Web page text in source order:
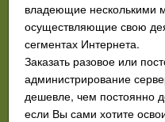
владеющие
осуществляющие свою
сегментах Интернета.
Заказать разовое или
администрирование
дешевле, чем постоянно
если Вы сами хотите